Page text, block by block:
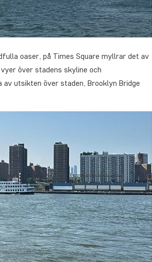
oaser, på Times Square myllrar det av
över stadens skyline och
av utsikten över staden, Brooklyn Bridge